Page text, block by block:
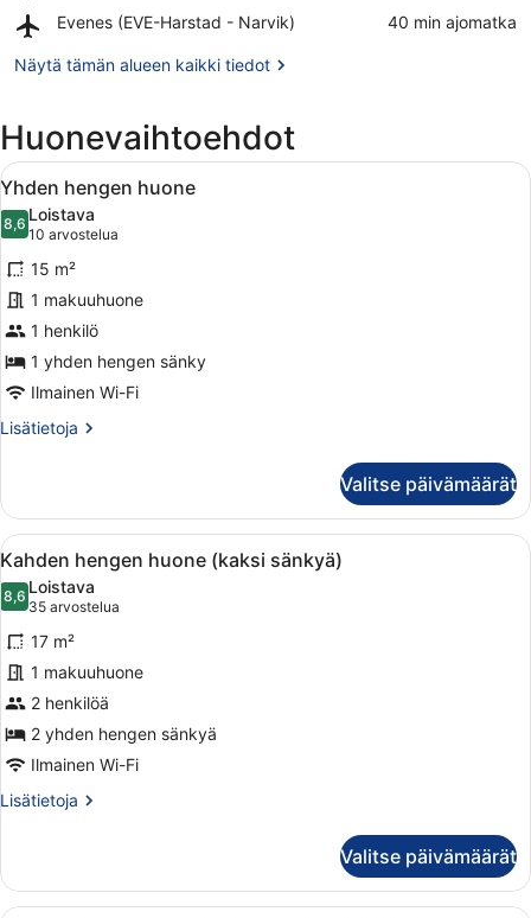
kirkko
Evenes (EVE-Harstad - Narvik)
Airport,
(EVE-
Narvik)
‪40 min ajomatka‬
Näytä tämän alueen kaikki tiedot
Huonevaihtoehdot
Avaa
kaikki
huonetyypin
Yhden
hengen
huone
kuvat
Moderni makuuhuone, jossa on
8
Yhden hengen huone
8,68,6 kautta 10
Loistava
10 arvostelua
(10
arvostelua)
15 m²
1 makuuhuone
1 henkilö
1 yhden hengen sänky
Ilmainen Wi-Fi
Lisätietoja
Lisätietoja
huone
Valitse päivämäärät
Avaa
kaikki
huonetyypin
Kahden
hengen
huone
(kaksi
sänkyä)
kuvat
Moderni hotellihuone, jossa on
10
Kahden hengen huone (kaksi sänkyä)
8,68,6 kautta 10
Loistava
35 arvostelua
(35
arvostelua)
17 m²
1 makuuhuone
2 henkilöä
2 yhden hengen sänkyä
Ilmainen Wi-Fi
Lisätietoja
Lisätietoja
huone
(kaksi
Valitse päivämäärät